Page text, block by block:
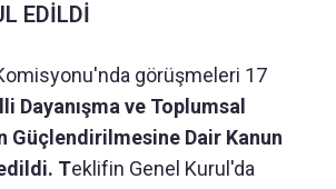
EDİLDİ
görüşmeleri 17
Dayanışma ve Toplumsal
Güçlendirilmesine Dair Kanun
Teklifin Genel Kurul'da